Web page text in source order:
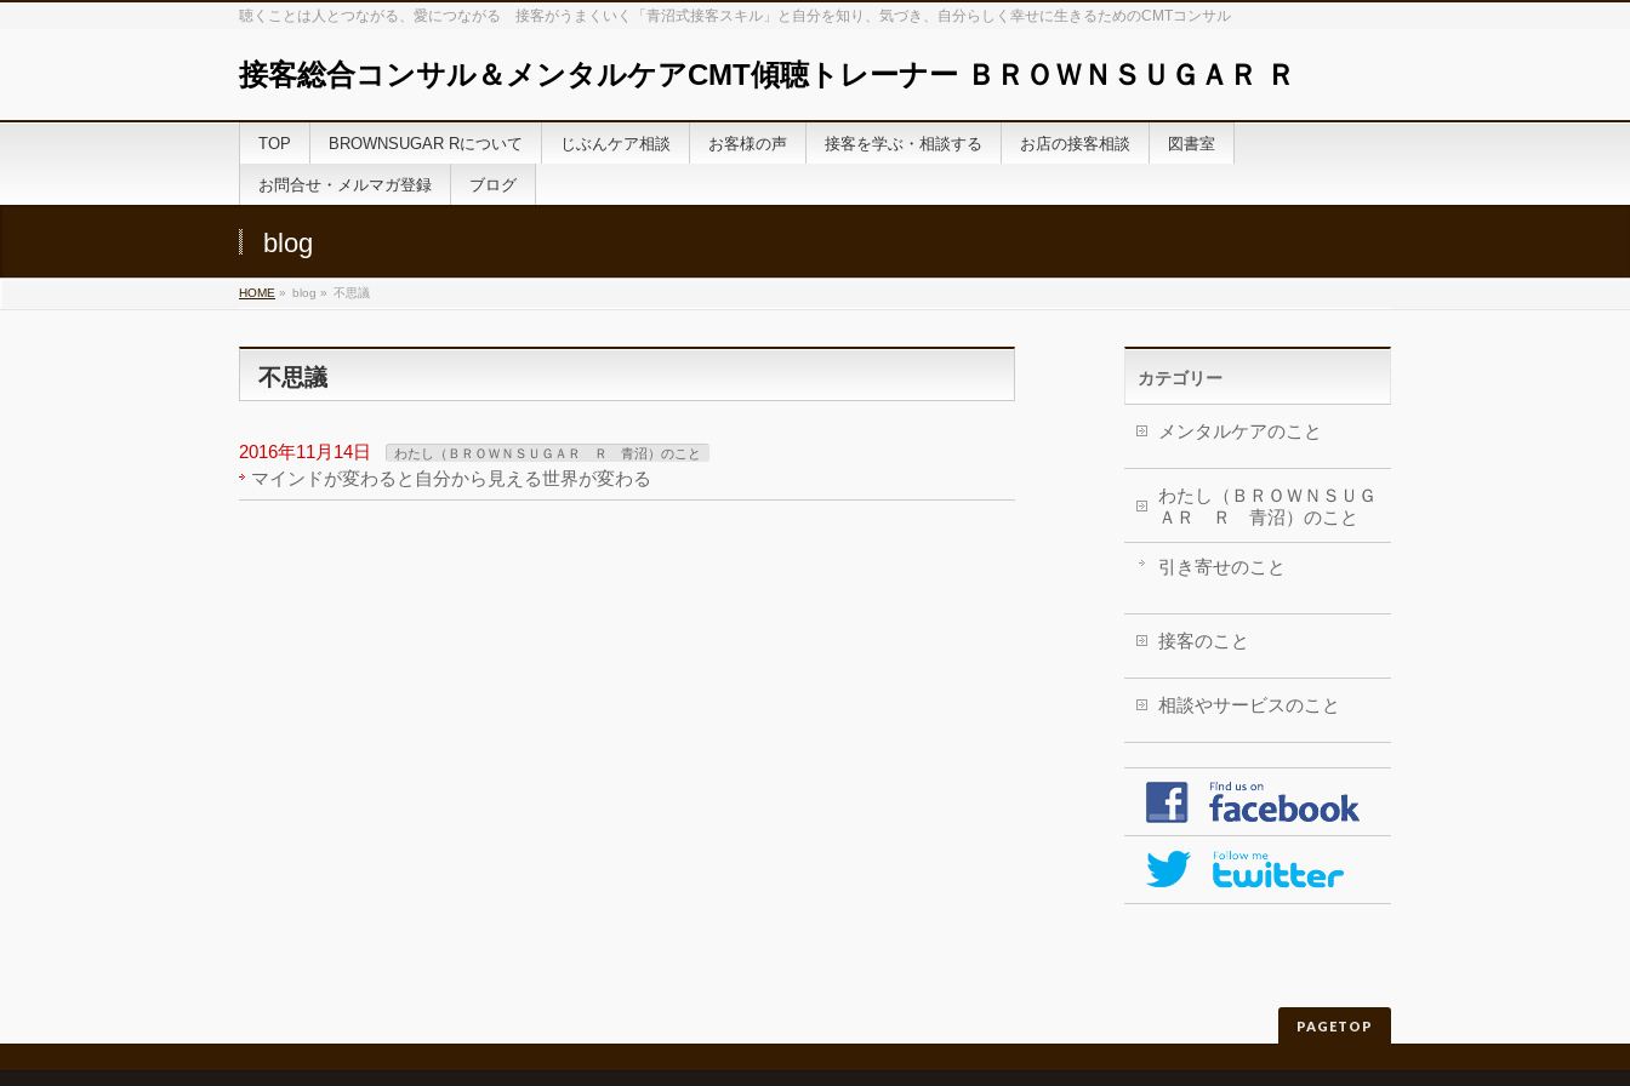
聴くことは人とつながる、愛につながる 接客がうまくいく「青沼式接客スキル」と自分を知り、気づき、自分らしく幸せに生きるためのCMTコンサル
接客総合コンサル＆メンタルケアCMT傾聴トレーナー ＢＲＯＷＮＳＵＧＡＲ Ｒ
TOP BROWNSUGAR Rについて じぶんケア相談 お客様の声 接客を学ぶ・相談する お店の接客相談 図書室
お問合せ・メルマガ登録 ブログ
blog
HOME » blog » 不思議
不思議
2016年11月14日 わたし（ＢＲＯＷＮＳＵＧＡＲ Ｒ 青沼）のこと
マインドが変わると自分から見える世界が変わる
カテゴリー
メンタルケアのこと
わたし（ＢＲＯＷＮＳＵＧ
ＡＲ Ｒ 青沼）のこと
引き寄せのこと
接客のこと
相談やサービスのこと
PAGETOP